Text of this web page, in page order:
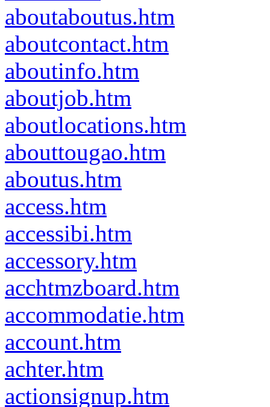
aboutaboutus.htm
aboutcontact.htm
aboutinfo.htm
aboutjob.htm
aboutlocations.htm
abouttougao.htm
aboutus.htm
access.htm
accessibi.htm
accessory.htm
acchtmzboard.htm
accommodatie.htm
account.htm
achter.htm
actionsignup.htm